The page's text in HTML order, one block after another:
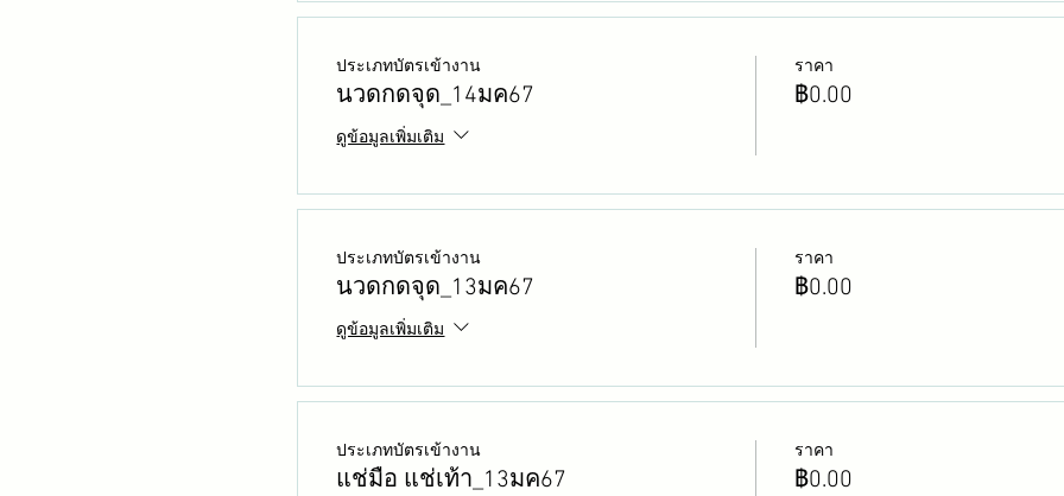
ประเภทบัตรเข้างาน
นวดกดจุด_14มค67
ดูข้อมูลเพิ่มเติม
ราคา
฿0.00
ประเภทบัตรเข้างาน
นวดกดจุด_13มค67
ดูข้อมูลเพิ่มเติม
ราคา
฿0.00
ประเภทบัตรเข้างาน
แช่มือ แช่เท้า_13มค67
ราคา
฿0.00